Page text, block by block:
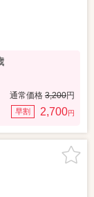
通常価格 3,200円
早割 2,700円